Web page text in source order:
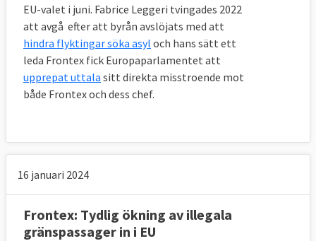
EU-valet i juni. Fabrice Leggeri tvingades 2022
att avgå efter att byrån avslöjats med att
hindra flyktingar söka asyl och hans sätt ett
leda Frontex fick Europaparlamentet att
upprepat uttala sitt direkta misstroende mot
både Frontex och dess chef.
16 januari 2024
Frontex: Tydlig ökning av illegala
gränspassager in i EU